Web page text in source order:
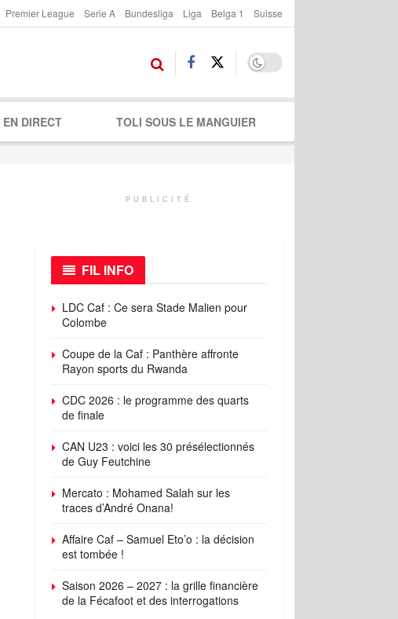
Premier League Serie A Bundesliga Liga Belga 1 Suisse
EN DIRECT TOLI SOUS LE MANGUIER
PUBLICITÉ
FIL INFO
LDC Caf : Ce sera Stade Malien pour
Colombe
Coupe de la Caf : Panthère affronte
Rayon sports du Rwanda
CDC 2026 : le programme des quarts
de finale
CAN U23 : voici les 30 présélectionnés
de Guy Feutchine
Mercato : Mohamed Salah sur les
traces d’André Onana!
Affaire Caf – Samuel Eto’o : la décision
est tombée !
Saison 2026 – 2027 : la grille financière
de la Fécafoot et des interrogations